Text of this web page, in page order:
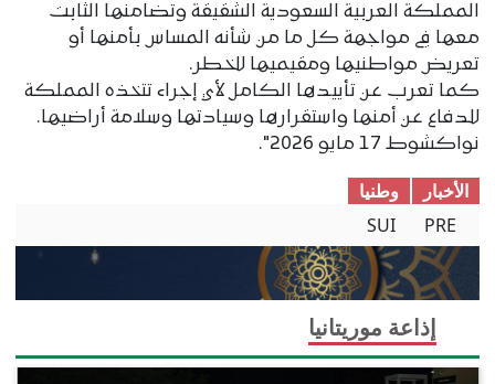
المملكة العربية السعودية الشقيقة وتضامنها الثابت
معها في مواجهة كل ما من شأنه المساس بأمنها أو
تعريض مواطنيها ومقيميها للخطر.
كما تعرب عن تأييدها الكامل لأي إجراء تتخذه المملكة
للدفاع عن أمنها واستقرارها وسيادتها وسلامة أراضيها.
نواكشوط 17 مايو 2026″.
الأخبار
وطنیا
PRE
SUI
إذاعة موريتانيا